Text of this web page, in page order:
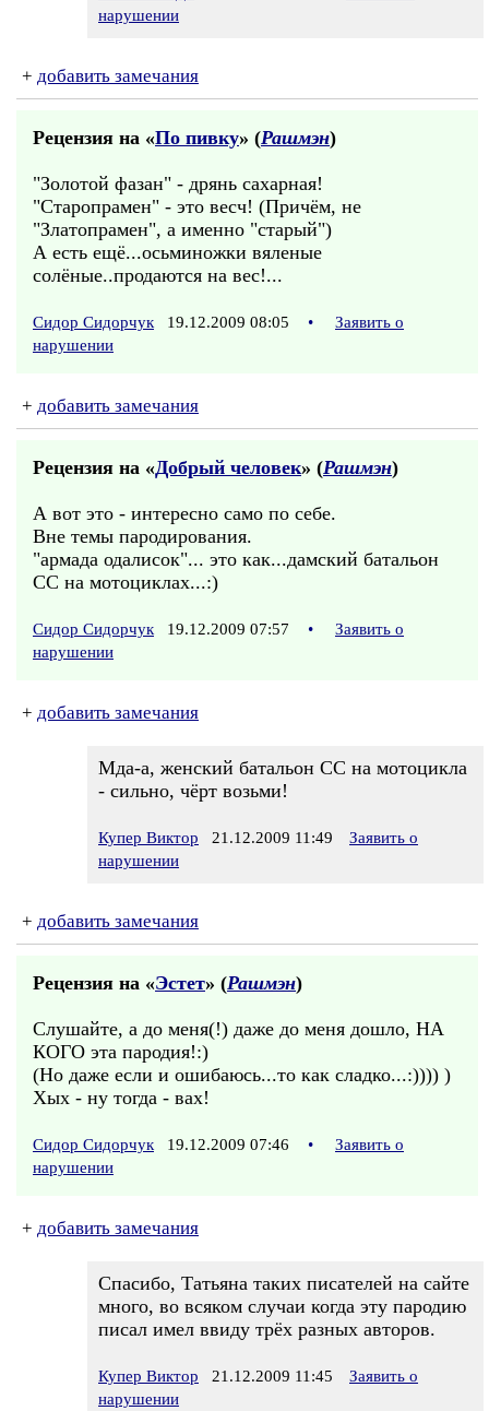
нарушении
+ добавить замечания
Рецензия на «По пивку» (Рашмэн)
"Золотой фазан" - дрянь сахарная!
"Старопрамен" - это весч! (Причём, не
"Златопрамен", а именно "старый")
А есть ещё...осьминожки вяленые
солёные..продаются на вес!...
Сидор Сидорчук 19.12.2009 08:05 •
Заявить о
нарушении
+ добавить замечания
Рецензия на «Добрый человек» (Рашмэн)
А вот это - интересно само по себе.
Вне темы пародирования.
"армада одалисок"... это как...дамский батальон
СС на мотоциклах...:)
Сидор Сидорчук 19.12.2009 07:57 •
Заявить о
нарушении
+ добавить замечания
Мда-а, женский батальон СС на мотоцикла
- сильно, чёрт возьми!
Купер Виктор 21.12.2009 11:49
Заявить о
нарушении
+ добавить замечания
Рецензия на «Эстет» (Рашмэн)
Слушайте, а до меня(!) даже до меня дошло, НА
КОГО эта пародия!:)
(Но даже если и ошибаюсь...то как сладко...:)))) )
Хых - ну тогда - вах!
Сидор Сидорчук 19.12.2009 07:46 •
Заявить о
нарушении
+ добавить замечания
Спасибо, Татьяна таких писателей на сайте
много, во всяком случаи когда эту пародию
писал имел ввиду трёх разных авторов.
Купер Виктор 21.12.2009 11:45
Заявить о
нарушении